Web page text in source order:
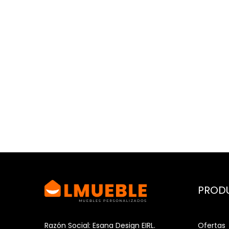
Razón Social: Esana Design EIRL. Ofertas